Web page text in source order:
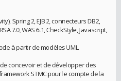
Spring 2, EJB 2, connecteurs DB2,
7.0, WAS 6.1, CheckStyle, Javascript,
à partir de modèles UML.
concevoir et de développer des
STMC pour le compte de la